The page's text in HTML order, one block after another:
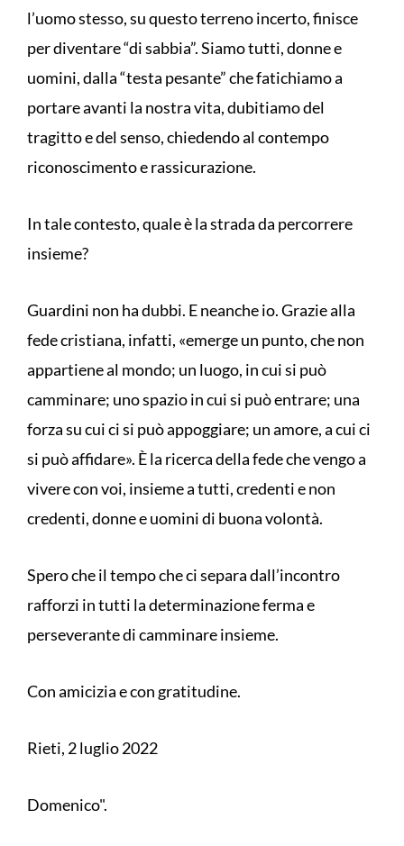
l’uomo stesso, su questo terreno incerto, finisce
per diventare “di sabbia”. Siamo tutti, donne e
uomini, dalla “testa pesante” che fatichiamo a
portare avanti la nostra vita, dubitiamo del
tragitto e del senso, chiedendo al contempo
riconoscimento e rassicurazione.
In tale contesto, quale è la strada da percorrere
insieme?
Guardini non ha dubbi. E neanche io. Grazie alla
fede cristiana, infatti, «emerge un punto, che non
appartiene al mondo; un luogo, in cui si può
camminare; uno spazio in cui si può entrare; una
forza su cui ci si può appoggiare; un amore, a cui ci
si può affidare». È la ricerca della fede che vengo a
vivere con voi, insieme a tutti, credenti e non
credenti, donne e uomini di buona volontà.
Spero che il tempo che ci separa dall’incontro
rafforzi in tutti la determinazione ferma e
perseverante di camminare insieme.
Con amicizia e con gratitudine.
Rieti, 2 luglio 2022
Domenico".